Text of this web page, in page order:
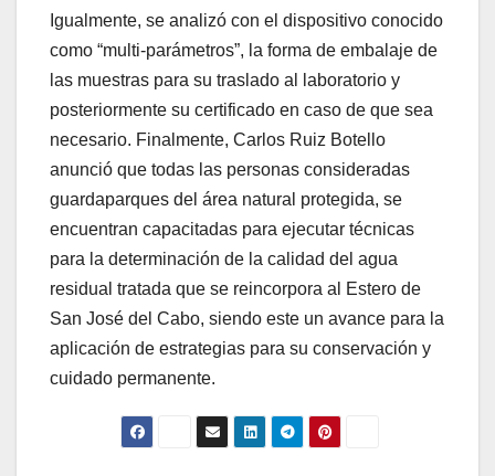
Igualmente, se analizó con el dispositivo conocido
como “multi-parámetros”, la forma de embalaje de
las muestras para su traslado al laboratorio y
posteriormente su certificado en caso de que sea
necesario. Finalmente, Carlos Ruiz Botello
anunció que todas las personas consideradas
guardaparques del área natural protegida, se
encuentran capacitadas para ejecutar técnicas
para la determinación de la calidad del agua
residual tratada que se reincorpora al Estero de
San José del Cabo, siendo este un avance para la
aplicación de estrategias para su conservación y
cuidado permanente.